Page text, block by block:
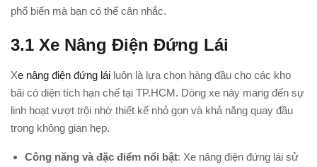
phổ biến mà bạn có thể cân nhắc.
3.1 Xe Nâng Điện Đứng Lái
Xe nâng điện đứng lái luôn là lựa chọn hàng đầu cho các kho
bãi có diện tích hạn chế tại TP.HCM. Dòng xe này mang đến sự
linh hoạt vượt trội nhờ thiết kế nhỏ gọn và khả năng quay đầu
trong không gian hẹp.
Công năng và đặc điểm nổi bật: Xe nâng điện đứng lái sử